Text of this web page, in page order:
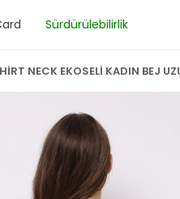
Sürdürülebilirlik
NECK EKOSELİ KADIN BEJ